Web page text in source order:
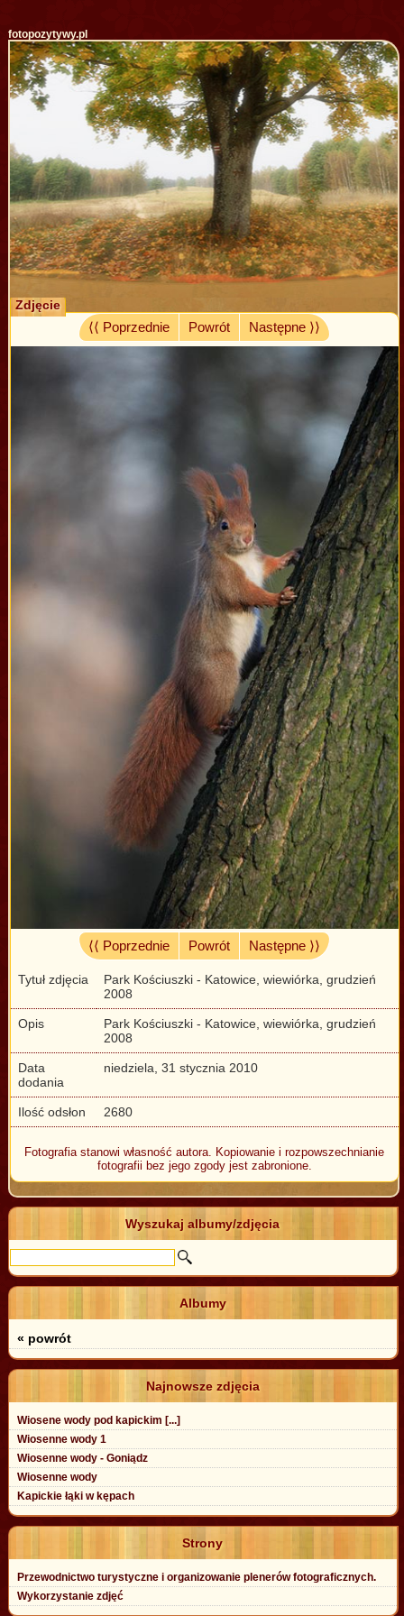
fotopozytywy.pl
Zdjęcie
⟨⟨ Poprzednie
Powrót Następne ⟩⟩
⟨⟨ Poprzednie Powrót Następne ⟩⟩
Tytuł zdjęcia
Park Kościuszki - Katowice, wiewiórka, grudzień
2008
Opis
Park Kościuszki - Katowice, wiewiórka, grudzień
2008
Data
dodania
niedziela, 31 stycznia 2010
Ilość odsłon 2680
Fotografia stanowi własność autora. Kopiowanie i rozpowszechnianie
fotografii bez jego zgody jest zabronione.
Wyszukaj albumy/zdjęcia
Albumy
« powrót
Najnowsze zdjęcia
Wiosene wody pod kapickim [...]
Wiosenne wody 1
Wiosenne wody - Goniądz
Wiosenne wody
Kapickie łąki w kępach
Strony
Przewodnictwo turystyczne i organizowanie plenerów fotograficznych.
Wykorzystanie zdjęć